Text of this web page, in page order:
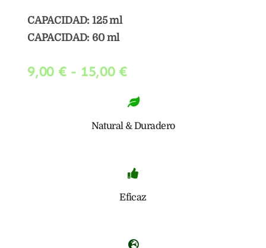
CAPACIDAD: 125 ml
CAPACIDAD: 60 ml
9,00 € - 15,00 €
precios:
desde
15,00 €
Natural & Duradero
Eficaz